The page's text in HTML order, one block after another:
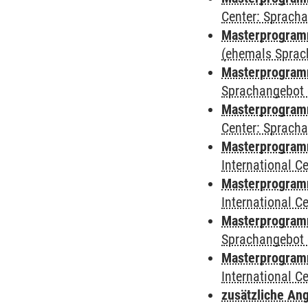
Center:
(ehemals
Center:
International
International
International
zusätzliche